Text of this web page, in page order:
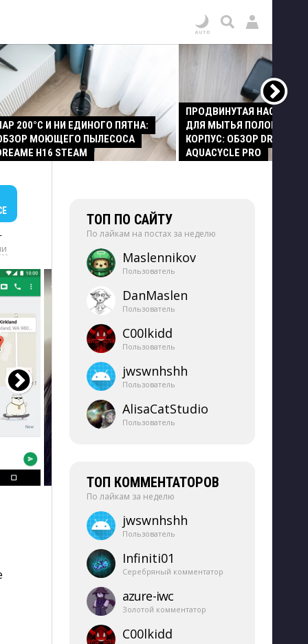
200°C И НИ ЕДИНОГО ПЯТНА:
МОЮЩЕГО ПЫЛЕСОСА
H16 STEAM
ПРОДВИНУТАЯ НАСАДКА
ДЛЯ МЫТЬЯ ПОЛОВ И
КОРПУС: ОБЗОР DREAME
AQUACYCLE PRO
ТОП ПО САЙТУ
По лайкам на постах за неделю
Maslennikov
Пользователь
DanMaslen
Пользователь
C00lkidd
Пользователь
jwswnhshh
Пользователь
AlisaCatStudio
Пользователь
ТОП КОММЕНТАТОРОВ
По лайкам за неделю
jwswnhshh
Пользователь
Infiniti01
Серебряный комментатор
azure-​iwc
Золотой комментатор
C00lkidd